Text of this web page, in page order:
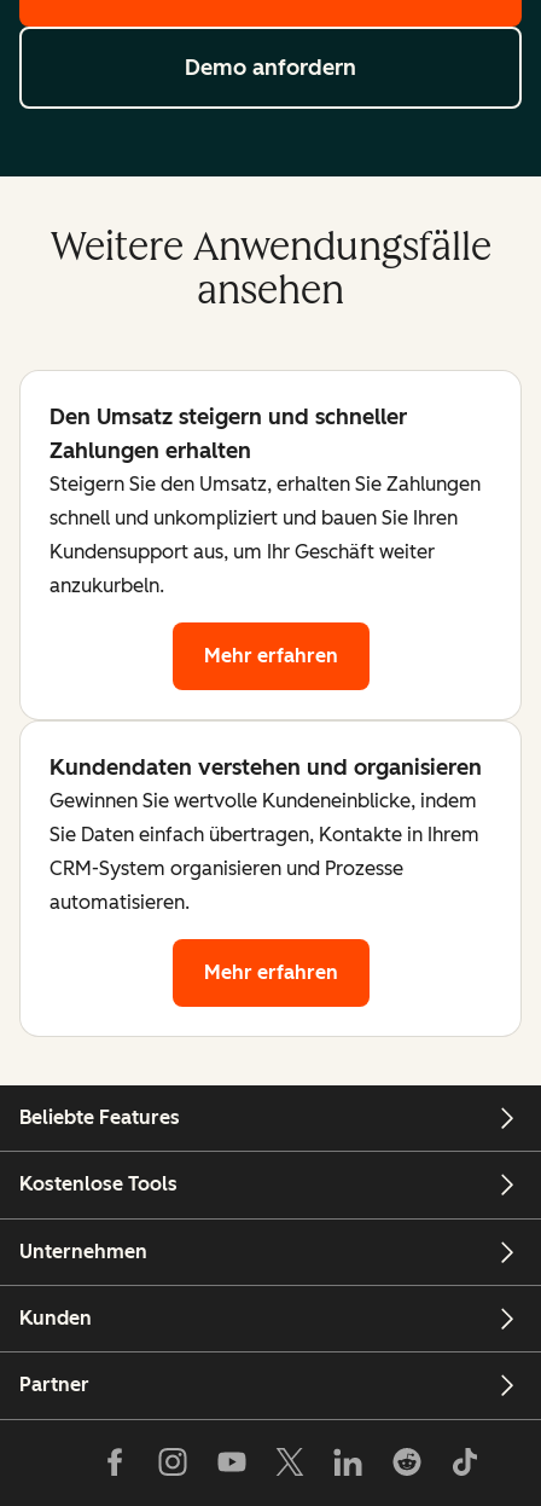
Demo anfordern
Weitere Anwendungsfälle
ansehen
Den Umsatz steigern und schneller
Zahlungen erhalten
Steigern Sie den Umsatz, erhalten Sie Zahlungen
schnell und unkompliziert und bauen Sie Ihren
Kundensupport aus, um Ihr Geschäft weiter
anzukurbeln.
Mehr erfahren
Kundendaten verstehen und organisieren
Gewinnen Sie wertvolle Kundeneinblicke, indem
Sie Daten einfach übertragen, Kontakte in Ihrem
CRM-System organisieren und Prozesse
automatisieren.
Mehr erfahren
Beliebte Features
Kostenlose Tools
Unternehmen
Kunden
Partner